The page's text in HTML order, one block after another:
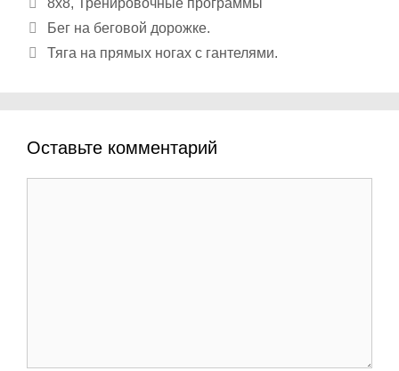
8х8, Тренировочные программы
Бег на беговой дорожке.
Тяга на прямых ногах с гантелями.
Оставьте комментарий